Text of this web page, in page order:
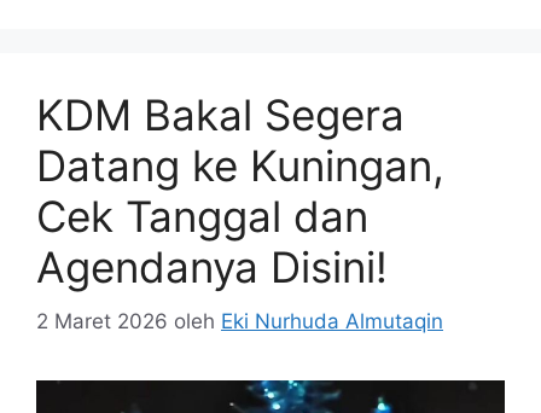
KDM Bakal Segera
Datang ke Kuningan,
Cek Tanggal dan
Agendanya Disini!
2 Maret 2026 oleh Eki Nurhuda Almutaqin